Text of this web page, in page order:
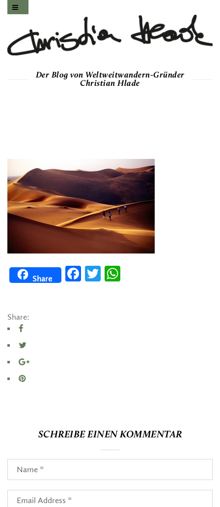
Der Blog von Weltweitwandern-Gründer
Christian Hlade
Share
FacebookTwitter
Share:
SCHREIBE EINEN KOMMENTAR